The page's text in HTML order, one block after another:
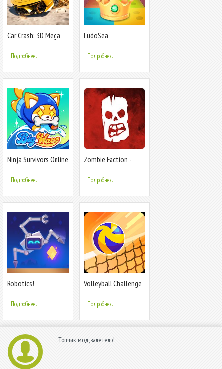
Car Crash: 3D Mega
Подробнее...
LudoSea
Подробнее...
Ninja Survivors Online
Подробнее...
Zombie Faction -
New World
Подробнее...
Robotics!
Подробнее...
Volleyball Challenge
Подробнее...
Топчик мод, залетело!